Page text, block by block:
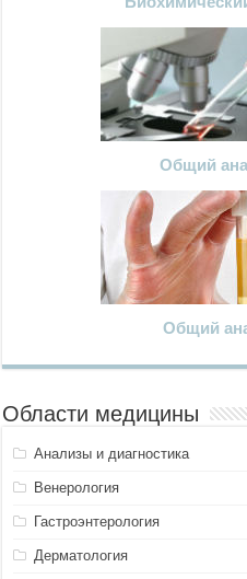
Общий
Общий
Области медицины
Анализы и диагностика
Венерология
Гастроэнтерология
Дерматология